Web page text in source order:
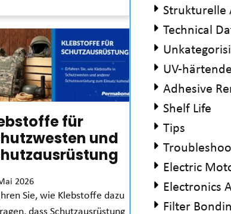
für
und
2026
Sie, wie Klebstoffe dazu
dass Schutzausrüstung
Strukturelle
Technical
UV-
Adhesive
Shelf Life
Tips
Electric
Electronics
Filter